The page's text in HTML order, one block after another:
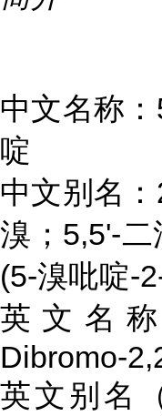
中文名称
啶
中文别名
溴；5,5'-
(5-溴吡啶-
英文名称
Dibromo-
英文别名